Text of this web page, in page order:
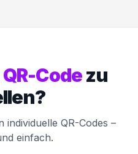
QR-Codezu
individuelle QR-Codes –
einfach.